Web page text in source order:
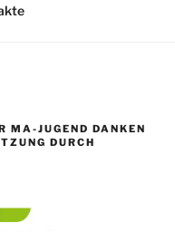
MA-JUGEND DANKEN
DURCH